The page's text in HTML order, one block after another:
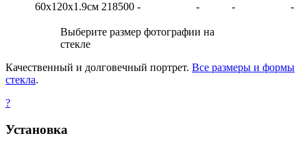
60х120х1.9см 218500 - - - -
Выберите размер фотографии на
стекле
Качественный и долговечный портрет. Все размеры и формы
стекла.
?
Установка